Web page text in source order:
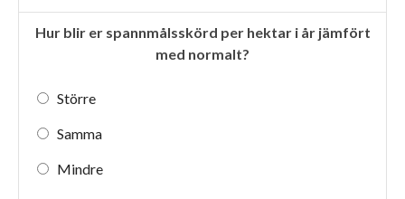
Hur blir er spannmålsskörd per hektar i år jämfört
med normalt?
Större
Samma
Mindre